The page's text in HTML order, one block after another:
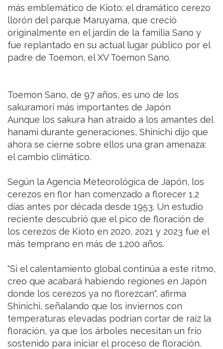
más emblemático de Kioto: el dramático cerezo
llorón del parque Maruyama, que creció
originalmente en el jardín de la familia Sano y
fue replantado en su actual lugar público por el
padre de Toemon, el XV Toemon Sano.
Toemon Sano, de 97 años, es uno de los
sakuramori más importantes de Japón
Aunque los sakura han atraído a los amantes del
hanami durante generaciones, Shinichi dijo que
ahora se cierne sobre ellos una gran amenaza:
el cambio climático.
Según la Agencia Meteorológica de Japón, los
cerezos en flor han comenzado a florecer 1,2
días antes por década desde 1953. Un estudio
reciente descubrió que el pico de floración de
los cerezos de Kioto en 2020, 2021 y 2023 fue el
más temprano en más de 1.200 años.
"Si el calentamiento global continúa a este ritmo,
creo que acabará habiendo regiones en Japón
donde los cerezos ya no florezcan", afirma
Shinichi, señalando que los inviernos con
temperaturas elevadas podrían cortar de raíz la
floración, ya que los árboles necesitan un frío
sostenido para iniciar el proceso de floración.